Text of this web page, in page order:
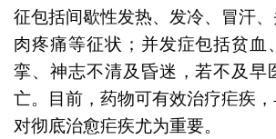
征包括间歇性发热、发冷、冒汗
肉疼痛等征状；并发症包括贫血
挛、神志不清及昏迷，若不及早
亡。目前，药物可有效治疗疟疾
对彻底治愈疟疾尤为重要。